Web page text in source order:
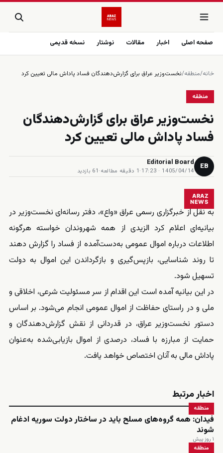
صفحه اصلی اخبار مقالات نوشتار نسخه قدیمی
خانه/منطقه/نخست‌وزیر عراق برای گزارش‌دهندگان فساد پاداش مالی تعیین کرد
منطقه
نخست‌وزیر عراق برای گزارش‌دهندگان
فساد پاداش مالی تعیین کرد
EB
Editorial Board
1405/04/14 · 17:23
·1 دقیقه مطالعه ·61 بازدید
ARAZ
NEWS
به نقل از خبرگزاری رسمی عراق «واع»، دفتر رسانه‌ای نخست‌وزیر در
بیانیه‌ای اعلام کرد الزیدی از همه شهروندان خواسته هرگونه
اطلاعات درباره اموال عمومی به‌دست‌آمده از فساد را گزارش دهند
تا روند شناسایی، بازپس‌گیری و بازگرداندن این اموال به دولت
تسهیل شود.
در این بیانیه آمده است این اقدام از سر مسئولیت شرعی، اخلاقی و
ملی و در راستای حفاظت از اموال عمومی انجام می‌شود. بر اساس
دستور نخست‌وزیر عراق، در قدردانی از نقش گزارش‌دهندگان و
حمایت از مبارزه با فساد، درصدی از اموال بازیابی‌شده به‌عنوان
پاداش مالی به آنان اختصاص خواهد یافت.
اخبار مرتبط
منطقه
فیدان: همه گروه‌های مسلح باید در ساختار دولت سوریه ادغام
شوند
۱ روز پیش
منطقه